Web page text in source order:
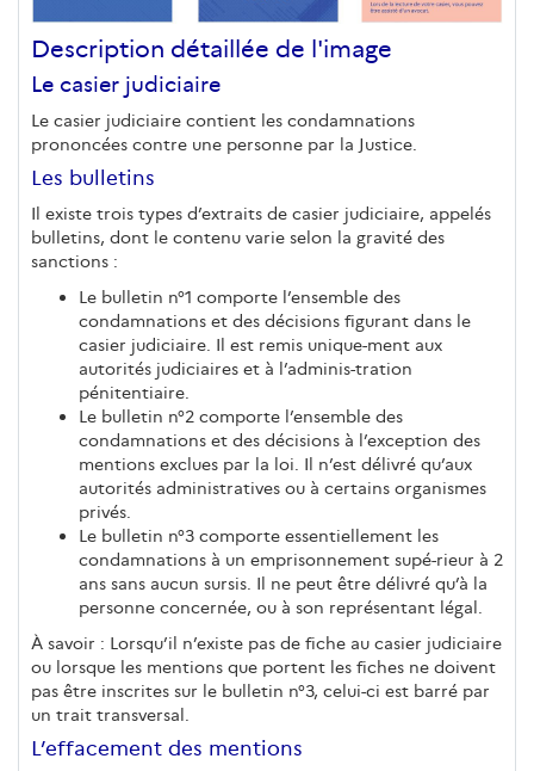
Description détaillée de l'image
Le casier judiciaire
Le casier judiciaire contient les condamnations
prononcées contre une personne par la Justice.
Les bulletins
Il existe trois types d’extraits de casier judiciaire, appelés
bulletins, dont le contenu varie selon la gravité des
sanctions :
Le bulletin n°1 comporte l’ensemble des
condamnations et des décisions figurant dans le
casier judiciaire. Il est remis unique-ment aux
autorités judiciaires et à l’adminis-tration
pénitentiaire.
Le bulletin n°2 comporte l’ensemble des
condamnations et des décisions à l’exception des
mentions exclues par la loi. Il n’est délivré qu’aux
autorités administratives ou à certains organismes
privés.
Le bulletin n°3 comporte essentiellement les
condamnations à un emprisonnement supé-rieur à 2
ans sans aucun sursis. Il ne peut être délivré qu’à la
personne concernée, ou à son représentant légal.
À savoir : Lorsqu’il n’existe pas de fiche au casier judiciaire
ou lorsque les mentions que portent les fiches ne doivent
pas être inscrites sur le bulletin n°3, celui-ci est barré par
un trait transversal.
L’effacement des mentions